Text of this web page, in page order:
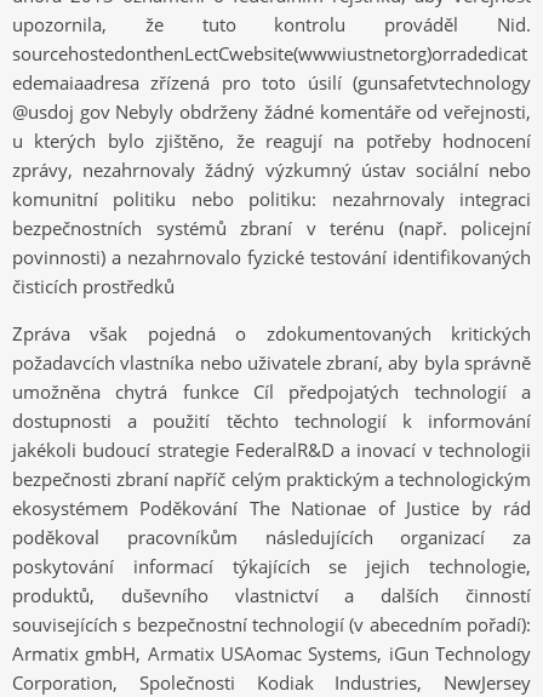
upozornila, že tuto kontrolu prováděl Nid.
sourcehostedonthenLectCwebsite(wwwiustnetorg)orradedicat
edemaiaadresa zřízená pro toto úsilí (gunsafetvtechnology
@usdoj gov Nebyly obdrženy žádné komentáře od veřejnosti,
u kterých bylo zjištěno, že reagují na potřeby hodnocení
zprávy, nezahrnovaly žádný výzkumný ústav sociální nebo
komunitní politiku nebo politiku: nezahrnovaly integraci
bezpečnostních systémů zbraní v terénu (např. policejní
povinnosti) a nezahrnovalo fyzické testování identifikovaných
čisticích prostředků
Zpráva však pojedná o zdokumentovaných kritických
požadavcích vlastníka nebo uživatele zbraní, aby byla správně
umožněna chytrá funkce Cíl předpojatých technologií a
dostupnosti a použití těchto technologií k informování
jakékoli budoucí strategie FederalR&D a inovací v technologii
bezpečnosti zbraní napříč celým praktickým a technologickým
ekosystémem Poděkování The Nationae of Justice by rád
poděkoval pracovníkům následujících organizací za
poskytování informací týkajících se jejich technologie,
produktů, duševního vlastnictví a dalších činností
souvisejících s bezpečnostní technologií (v abecedním pořadí):
Armatix gmbH, Armatix USAomac Systems, iGun Technology
Corporation, Společnosti Kodiak Industries, NewJersey